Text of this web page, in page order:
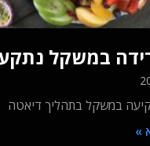
המוח לשריר
מיתוס או אמת?
»